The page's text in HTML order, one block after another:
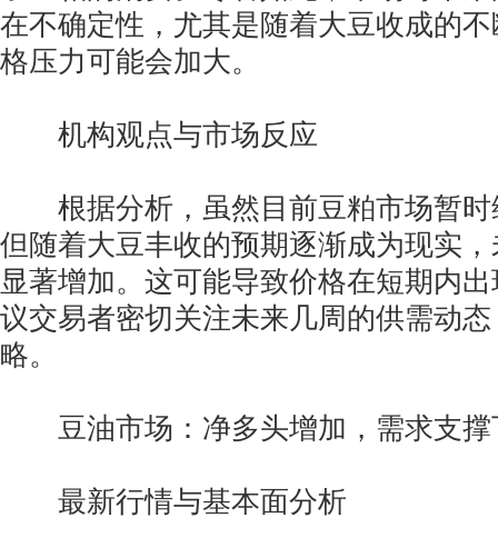
在不确定性，尤其是随着大豆收成的
格压力可能会加大。
机构观点与市场反应
根据分析，虽然目前豆粕市场暂时
但随着大豆丰收的预期逐渐成为现实
显著增加。这可能导致价格在短期内
议交易者密切关注未来几周的供需动
略。
豆油市场：净多头增加，需求支撑
最新行情与基本面分析